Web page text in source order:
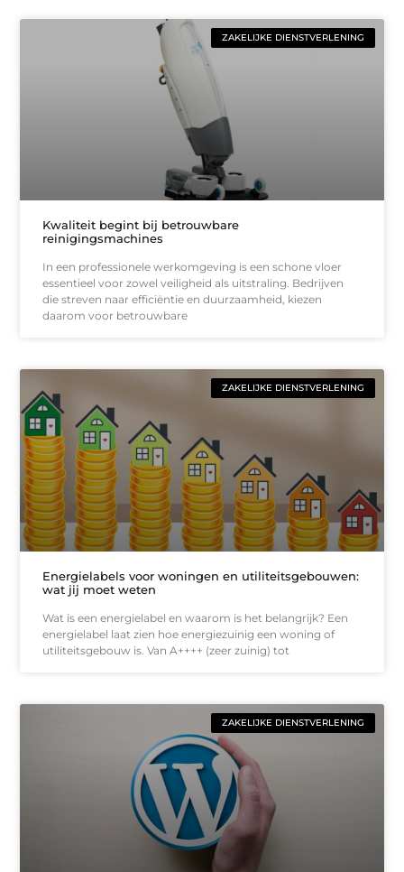
ZAKELIJKE DIENSTVERLENING
Kwaliteit begint bij betrouwbare
reinigingsmachines
In een professionele werkomgeving is een schone vloer
essentieel voor zowel veiligheid als uitstraling. Bedrijven
die streven naar efficiëntie en duurzaamheid, kiezen
daarom voor betrouwbare
ZAKELIJKE DIENSTVERLENING
Energielabels voor woningen en utiliteitsgebouwen:
wat jij moet weten
Wat is een energielabel en waarom is het belangrijk? Een
energielabel laat zien hoe energiezuinig een woning of
utiliteitsgebouw is. Van A++++ (zeer zuinig) tot
ZAKELIJKE DIENSTVERLENING